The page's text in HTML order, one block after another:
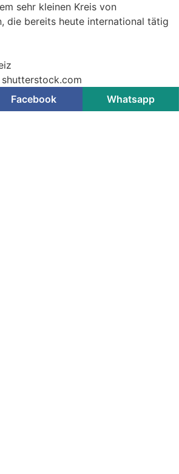
sehr kleinen Kreis von
die bereits heute international tätig
Facebook Whatsapp